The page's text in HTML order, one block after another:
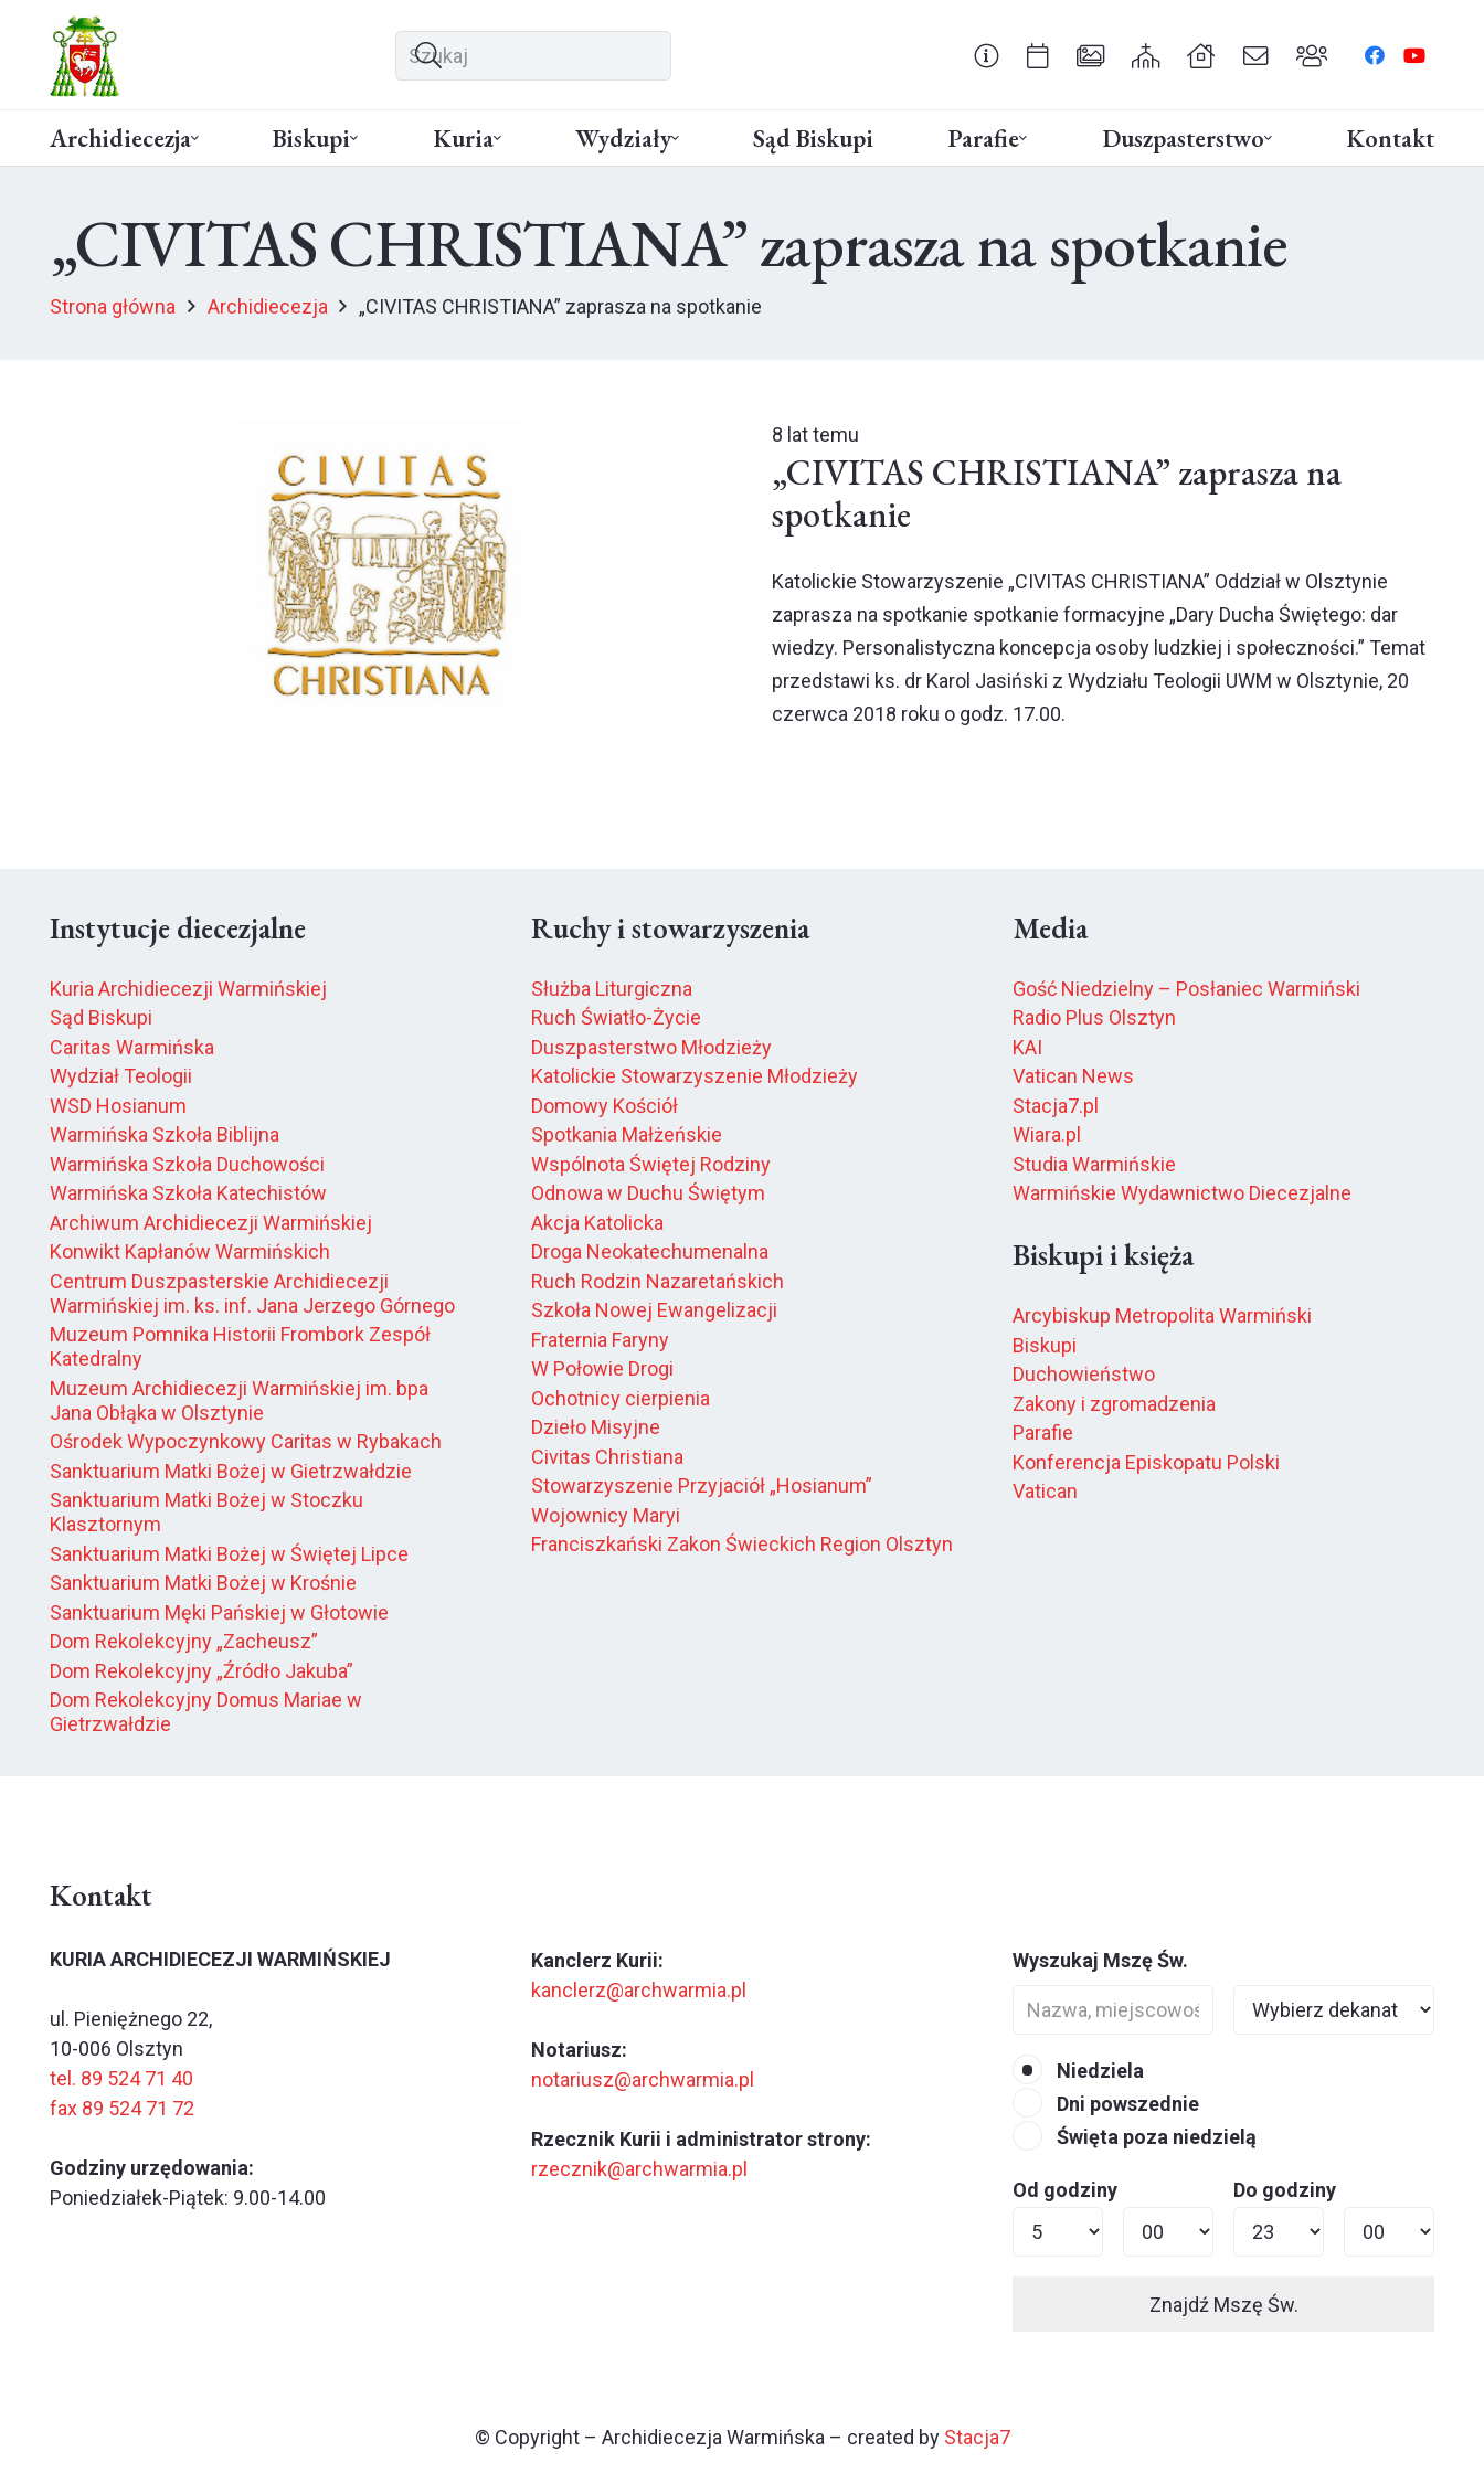
Archidiecezja Biskupi Kuria Wydziały Sąd Biskupi Parafie Duszpasterstwo Kontakt
„CIVITAS CHRISTIANA” zaprasza na spotkanie
Strona główna Archidiecezja „CIVITAS CHRISTIANA” zaprasza na spotkanie
8 lat temu
„CIVITAS CHRISTIANA” zaprasza na
spotkanie
Katolickie Stowarzyszenie „CIVITAS CHRISTIANA” Oddział w Olsztynie
zaprasza na spotkanie spotkanie formacyjne „Dary Ducha Świętego: dar
wiedzy. Personalistyczna koncepcja osoby ludzkiej i społeczności.” Temat
przedstawi ks. dr Karol Jasiński z Wydziału Teologii UWM w Olsztynie, 20
czerwca 2018 roku o godz. 17.00.
Instytucje diecezjalne
Kuria Archidiecezji Warmińskiej
Sąd Biskupi
Caritas Warmińska
Wydział Teologii
WSD Hosianum
Warmińska Szkoła Biblijna
Warmińska Szkoła Duchowości
Warmińska Szkoła Katechistów
Archiwum Archidiecezji Warmińskiej
Konwikt Kapłanów Warmińskich
Centrum Duszpasterskie Archidiecezji
Warmińskiej im. ks. inf. Jana Jerzego Górnego
Muzeum Pomnika Historii Frombork Zespół
Katedralny
Muzeum Archidiecezji Warmińskiej im. bpa
Jana Obłąka w Olsztynie
Ośrodek Wypoczynkowy Caritas w Rybakach
Sanktuarium Matki Bożej w Gietrzwałdzie
Sanktuarium Matki Bożej w Stoczku
Klasztornym
Sanktuarium Matki Bożej w Świętej Lipce
Sanktuarium Matki Bożej w Krośnie
Sanktuarium Męki Pańskiej w Głotowie
Dom Rekolekcyjny „Zacheusz”
Dom Rekolekcyjny „Źródło Jakuba”
Dom Rekolekcyjny Domus Mariae w
Gietrzwałdzie
Ruchy i stowarzyszenia
Służba Liturgiczna
Ruch Światło-Życie
Duszpasterstwo Młodzieży
Katolickie Stowarzyszenie Młodzieży
Domowy Kościół
Spotkania Małżeńskie
Wspólnota Świętej Rodziny
Odnowa w Duchu Świętym
Akcja Katolicka
Droga Neokatechumenalna
Ruch Rodzin Nazaretańskich
Szkoła Nowej Ewangelizacji
Fraternia Faryny
W Połowie Drogi
Ochotnicy cierpienia
Dzieło Misyjne
Civitas Christiana
Stowarzyszenie Przyjaciół „Hosianum”
Wojownicy Maryi
Franciszkański Zakon Świeckich Region Olsztyn
Media
Gość Niedzielny – Posłaniec Warmiński
Radio Plus Olsztyn
KAI
Vatican News
Stacja7.pl
Wiara.pl
Studia Warmińskie
Warmińskie Wydawnictwo Diecezjalne
Biskupi i księża
Arcybiskup Metropolita Warmiński
Biskupi
Duchowieństwo
Zakony i zgromadzenia
Parafie
Konferencja Episkopatu Polski
Vatican
Kontakt
KURIA ARCHIDIECEZJI WARMIŃSKIEJ
ul. Pieniężnego 22,
10-006 Olsztyn
tel. 89 524 71 40
fax 89 524 71 72
Godziny urzędowania:
Poniedziałek-Piątek: 9.00-14.00
Kanclerz Kurii:
kanclerz@archwarmia.pl
Notariusz:
notariusz@archwarmia.pl
Rzecznik Kurii i administrator strony:
rzecznik@archwarmia.pl
Wyszukaj Mszę Św.
Niedziela
Dni powszednie
Święta poza niedzielą
Od godziny Do godziny
Znajdź Mszę Św.
© Copyright – Archidiecezja Warmińska – created by Stacja7